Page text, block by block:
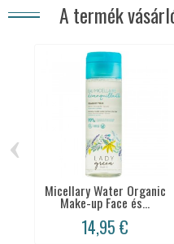
A termék
Micellary Water Organic
Make-up Face és...
14,95 €
‹